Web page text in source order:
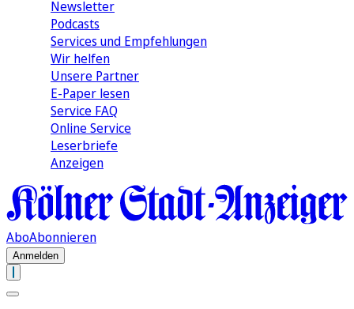
Newsletter
Podcasts
Services und Empfehlungen
Wir helfen
Unsere Partner
E-Paper lesen
Service FAQ
Online Service
Leserbriefe
Anzeigen
AboAbonnieren
Anmelden